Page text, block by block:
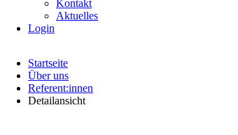
Kontakt
Aktuelles
Login
Startseite
Über uns
Referent:innen
Detailansicht